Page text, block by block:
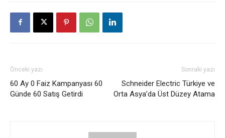
Önceki yazı
60 Ay 0 Faiz Kampanyası 60
Günde 60 Satış Getirdi
Sonraki yazı
Schneider Electric Türkiye ve
Orta Asya’da Üst Düzey Atama